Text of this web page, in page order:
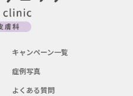
キャンペーン一覧
症例写真
よくある質問